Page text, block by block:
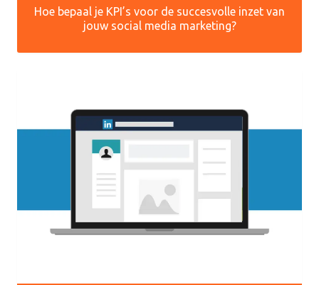
Hoe bepaal je KPI’s voor de succesvolle inzet van
jouw social media marketing?